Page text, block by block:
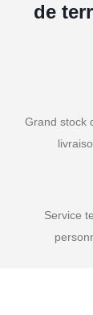
de
Grand stock
Service